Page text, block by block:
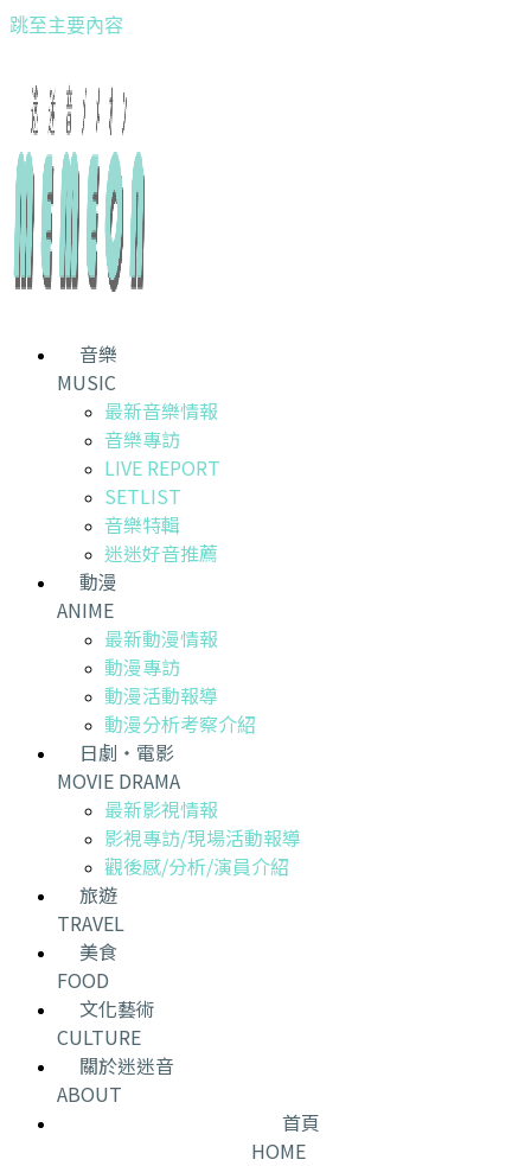
跳至主要內容
音樂
MUSIC
最新音樂情報
音樂專訪
LIVE REPORT
SETLIST
音樂特輯
迷迷好音推薦
動漫
ANIME
最新動漫情報
動漫專訪
動漫活動報導
動漫分析考察介紹
日劇・電影
MOVIE DRAMA
最新影視情報
影視專訪/現場活動報導
觀後感/分析/演員介紹
旅遊
TRAVEL
美食
FOOD
文化藝術
CULTURE
關於迷迷音
ABOUT
首頁
HOME